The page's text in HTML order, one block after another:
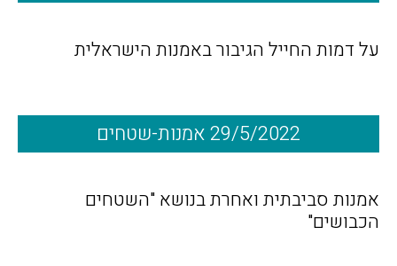
על דמות החייל הגיבור באמנות הישראלית
29/5/2022 אמנות-שטחים
אמנות סביבתית ואחרת בנושא "השטחים
הכבושים"